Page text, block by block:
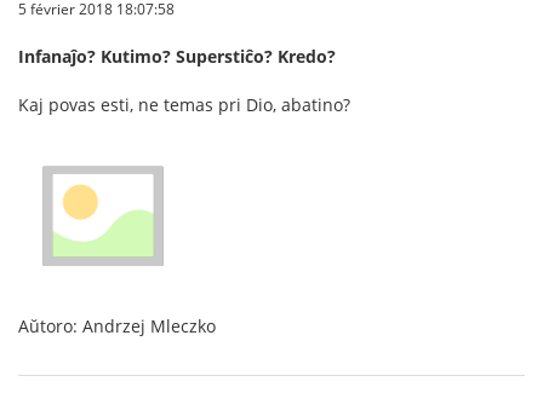
5 février 2018 18:07:58
Infanaĵo? Kutimo? Superstiĉo? Kredo?
Kaj povas esti, ne temas pri Dio, abatino?
Aŭtoro: Andrzej Mleczko